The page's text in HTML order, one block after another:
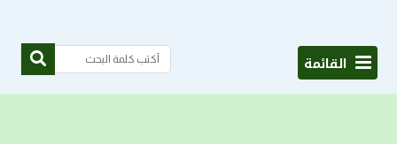
القائمة